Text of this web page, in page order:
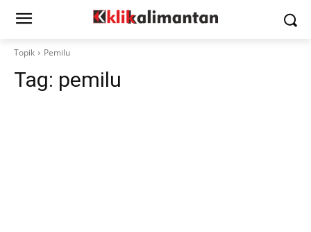
Topik Pemilu
Tag: pemilu